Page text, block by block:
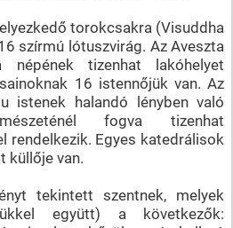
torokcsakra (Visuddha
szírmú lótuszvirág. Az Aveszta
népének tizenhat lakóhelyet
16 istennőjük van. Az
istenek halandó lényben való
fogva tizenhat
rendelkezik. Egyes katedrálisok
küllője van.
tekintett szentnek, melyek
együtt) a következők: